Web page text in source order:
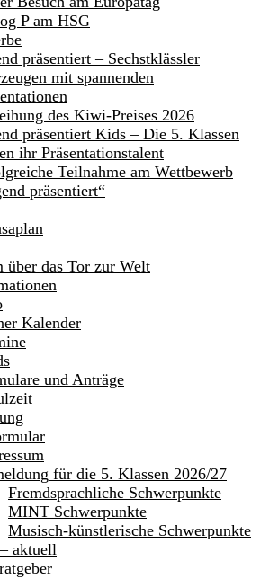
P am HSG
präsentiert – Sechstklässler
mit spannenden
des Kiwi-Preises 2026
präsentiert Kids – Die 5. Klassen
ihr Präsentationstalent
Teilnahme am Wettbewerb
präsentiert“
über das Tor zur Welt
Kalender
und Anträge
für die 5. Klassen 2026/27
Fremdsprachliche Schwerpunkte
MINT Schwerpunkte
Musisch-künstlerische Schwerpunkte
aktuell